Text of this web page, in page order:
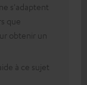
s'adaptent
que
obtenir un
à ce sujet